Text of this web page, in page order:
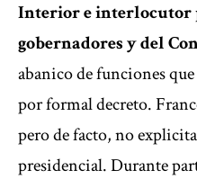
Interior e interlocutor
gobernadores y del
abanico de funciones
por formal decreto.
pero de facto, no
presidencial. Durante